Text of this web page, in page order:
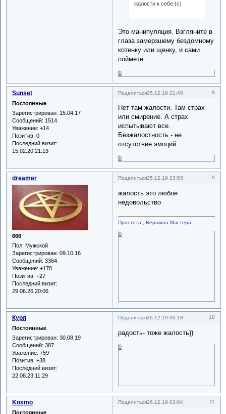
жалости к себе.(с)
Это манипуляция. Взгляните в
глаза замерзшему бездомному
котенку или щенку, и сами
поймете.
0
Поделиться 8
25.12.19 21:40
Sunset
Постоянные
Зарегистрирован: 15.04.17
Сообщений: 1514
Уважение: +14
Позитив: 0
Последний визит:
15.02.20 21:13
Нет там жалости. Там страх
или смирение. А страх
испытывают все.
Безжалостность - не
отсутствие эмоций.
0
Поделиться 9
25.12.19 23:53
dreamer
666
Пол: Мужской
Зарегистрирован: 09.10.16
Сообщений: 3364
Уважение: +178
Позитив: +27
Последний визит:
29.06.26 20:06
жалость это любое
недовольство
Простота , Вершина Мастера.
0
Поделиться 10
26.12.19 00:18
Куря
Постоянные
Зарегистрирован: 30.08.19
Сообщений: 387
Уважение: +59
Позитив: +38
Последний визит:
22.08.23 11:29
радость- тоже жалость))
0
Поделиться 11
26.12.19 03:04
Kosmo
Постоянные